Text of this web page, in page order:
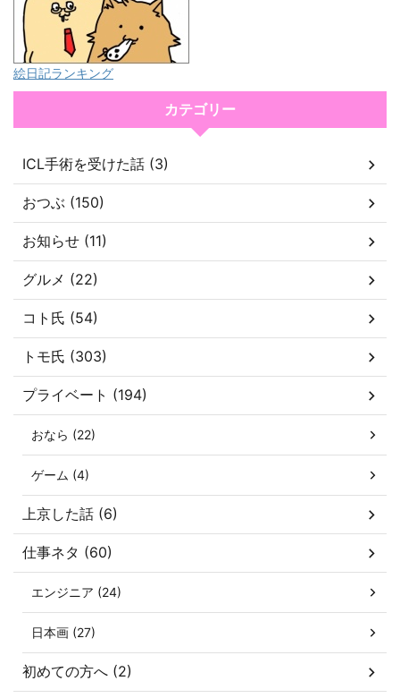
絵日記ランキング
カテゴリー
ICL手術を受けた話 (3)
おつぶ (150)
お知らせ (11)
グルメ (22)
コト氏 (54)
トモ氏 (303)
プライベート (194)
おなら (22)
ゲーム (4)
上京した話 (6)
仕事ネタ (60)
エンジニア (24)
日本画 (27)
初めての方へ (2)